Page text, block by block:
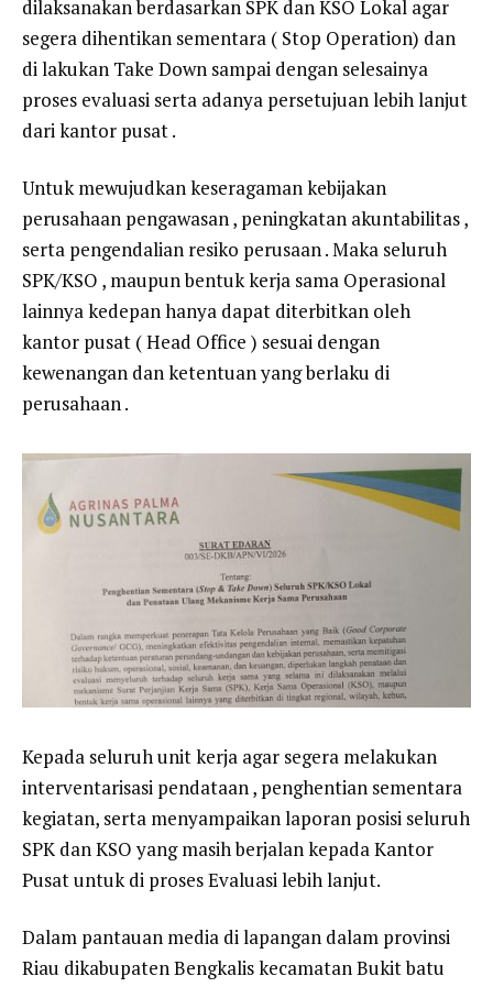
dilaksanakan berdasarkan SPK dan KSO Lokal agar
segera dihentikan sementara ( Stop Operation) dan
di lakukan Take Down sampai dengan selesainya
proses evaluasi serta adanya persetujuan lebih lanjut
dari kantor pusat .
Untuk mewujudkan keseragaman kebijakan
perusahaan pengawasan , peningkatan akuntabilitas ,
serta pengendalian resiko perusaan . Maka seluruh
SPK/KSO , maupun bentuk kerja sama Operasional
lainnya kedepan hanya dapat diterbitkan oleh
kantor pusat ( Head Office ) sesuai dengan
kewenangan dan ketentuan yang berlaku di
perusahaan .
Kepada seluruh unit kerja agar segera melakukan
interventarisasi pendataan , penghentian sementara
kegiatan, serta menyampaikan laporan posisi seluruh
SPK dan KSO yang masih berjalan kepada Kantor
Pusat untuk di proses Evaluasi lebih lanjut.
Dalam pantauan media di lapangan dalam provinsi
Riau dikabupaten Bengkalis kecamatan Bukit batu